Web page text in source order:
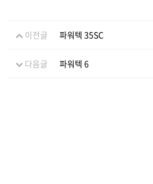
이전글 파워텍 35SC
다음글 파워텍 6